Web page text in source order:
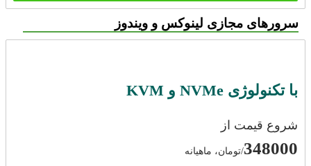
سرورهای مجازی لینوکس و ویندوز
با تکنولوژی NVMe و KVM
شروع قیمت از
348000/تومان، ماهیانه